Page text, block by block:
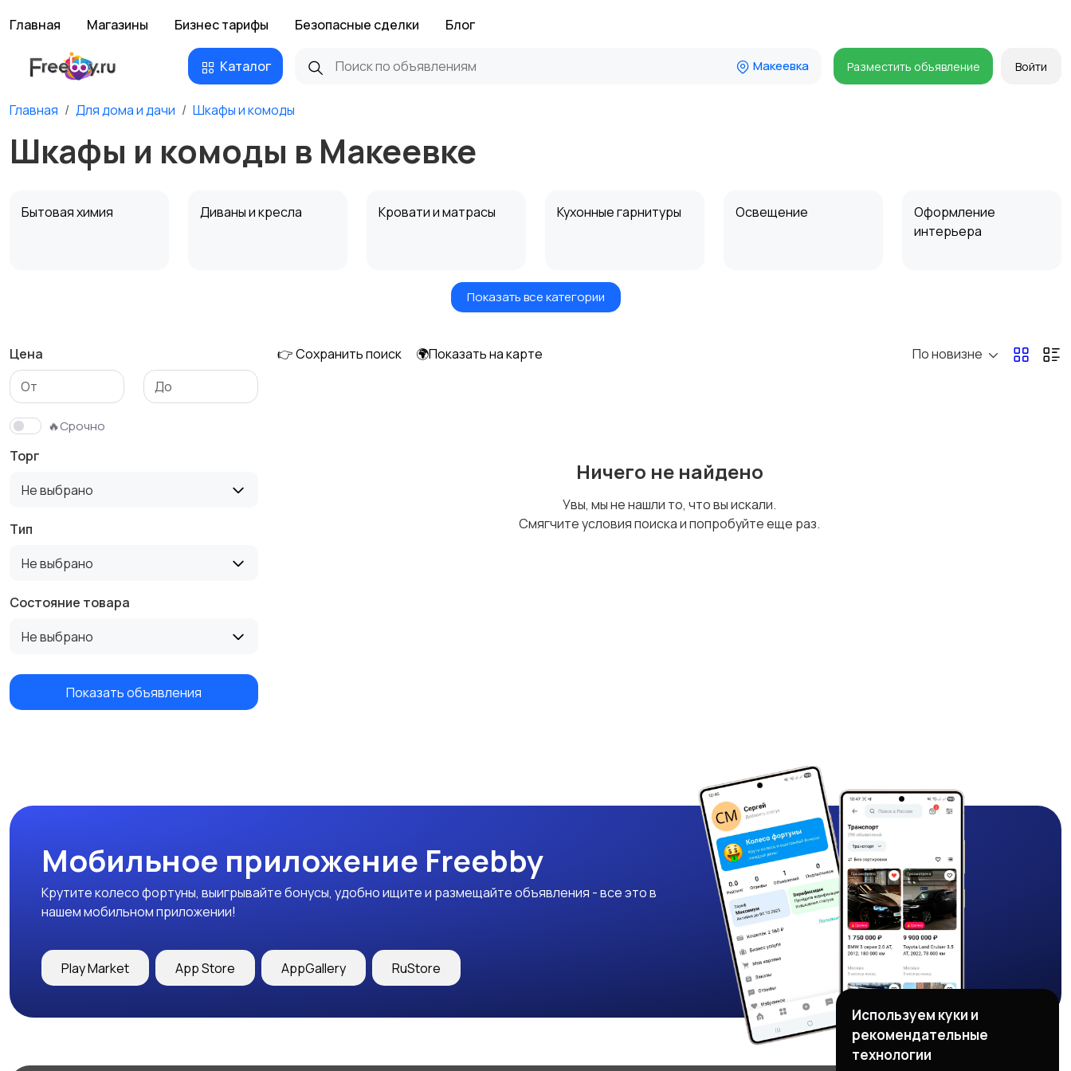
Главная Магазины Бизнес тарифы Безопасные сделки Блог
Каталог Макеевка Разместить объявление Войти
Главная Для дома и дачи Шкафы и комоды
Шкафы и комоды в Макеевке
Бытовая химия Диваны и кресла Кровати и матрасы Кухонные гарнитуры Освещение
Оформление
интерьера
Растения и семена
Столы и стулья Текстиль и ковры
Показать все категории
Цена
🔥Срочно
Торг
Не выбрано
Тип
Не выбрано
Состояние товара
Не выбрано
Показать объявления
👉 Сохранить поиск 🌍Показать на карте По новизне
Ничего не найдено
Увы, мы не нашли то, что вы искали.
Смягчите условия поиска и попробуйте еще раз.
Мобильное приложение Freebby
Крутите колесо фортуны, выигрывайте бонусы, удобно ищите и размещайте объявления - все это в
нашем мобильном приложении!
Play Market App Store AppGallery RuStore
Используем куки и
рекомендательные
технологии